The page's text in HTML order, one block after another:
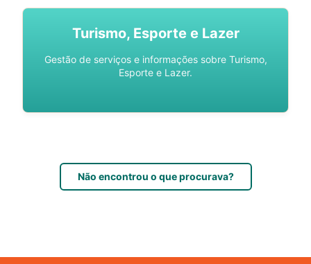
Turismo, Esporte e Lazer
Gestão de serviços e informações sobre Turismo,
Esporte e Lazer.
Não encontrou o que procurava?